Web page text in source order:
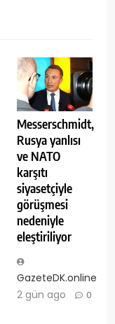
Messerschmidt,
Rusya yanlısı
ve NATO
karşıtı
siyasetçiyle
görüşmesi
nedeniyle
eleştiriliyor
GazeteDK.online
2 gün ago
0